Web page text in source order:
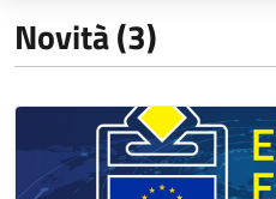
Novità (3)